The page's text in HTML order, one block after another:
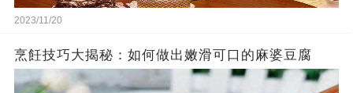
2023/11/20
烹飪技巧大揭秘：如何做出嫩滑可口的麻婆豆腐